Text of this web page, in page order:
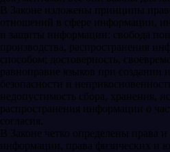
В Законе изложены принципы
отношений в сфере информации,
и защиты информации: свобода
производства, распространения
способом; достоверность,
равноправие языков при создании
безопасности и
недопустимость сбора, хранения,
распространения информации о
согласия.
В Законе четко определены права и
информации, права физических и